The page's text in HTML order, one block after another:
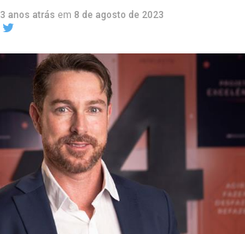
3 anos atrás em 8 de agosto de 2023